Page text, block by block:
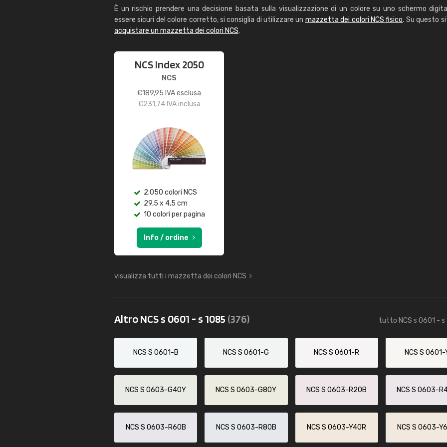
È un rischio prendere una decisione basata sulla visualizzazione di un colore su uno schermo
essere sicuri del colore corretto, si consiglia di utilizzare un mazzetta dei colori NCS fisico. Su questo
acquistare un mazzetta dei colori NCS.
NCS Index 2050
NCS
€189,95 IVA esclusa
€231,74IVA inclusa
2.050 colori NCS
29,5 x 4,5 cm
10 colori per pagina
Info / ordine
visualizza tutti i mazzetta dei colori NCS
Altro NCS s 0601 - s 1085 (376) tutto NCS s 0601 - s
NCS S 0601-B NCS S 0601-G NCS S 0601-R NCS S 0601-
NCS S 0603-G40Y NCS S 0603-G80Y NCS S 0603-R20B NCS S 0603-
NCS S 0603-R60B NCS S 0603-R80B NCS S 0603-Y40R NCS S 0603-